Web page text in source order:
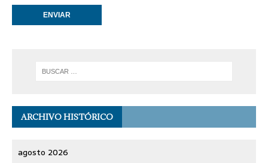
ARCHIVO HISTÓRICO
agosto 2026